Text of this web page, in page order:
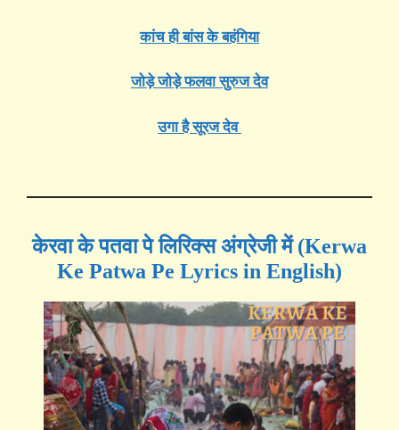
कांच ही बांस के बहंगिया
जोड़े जोड़े फलवा सुरुज देव
उगा है सूरज देव
केरवा के पतवा पे लिरिक्स अंग्रेजी में (Kerwa
Ke Patwa Pe Lyrics in English)